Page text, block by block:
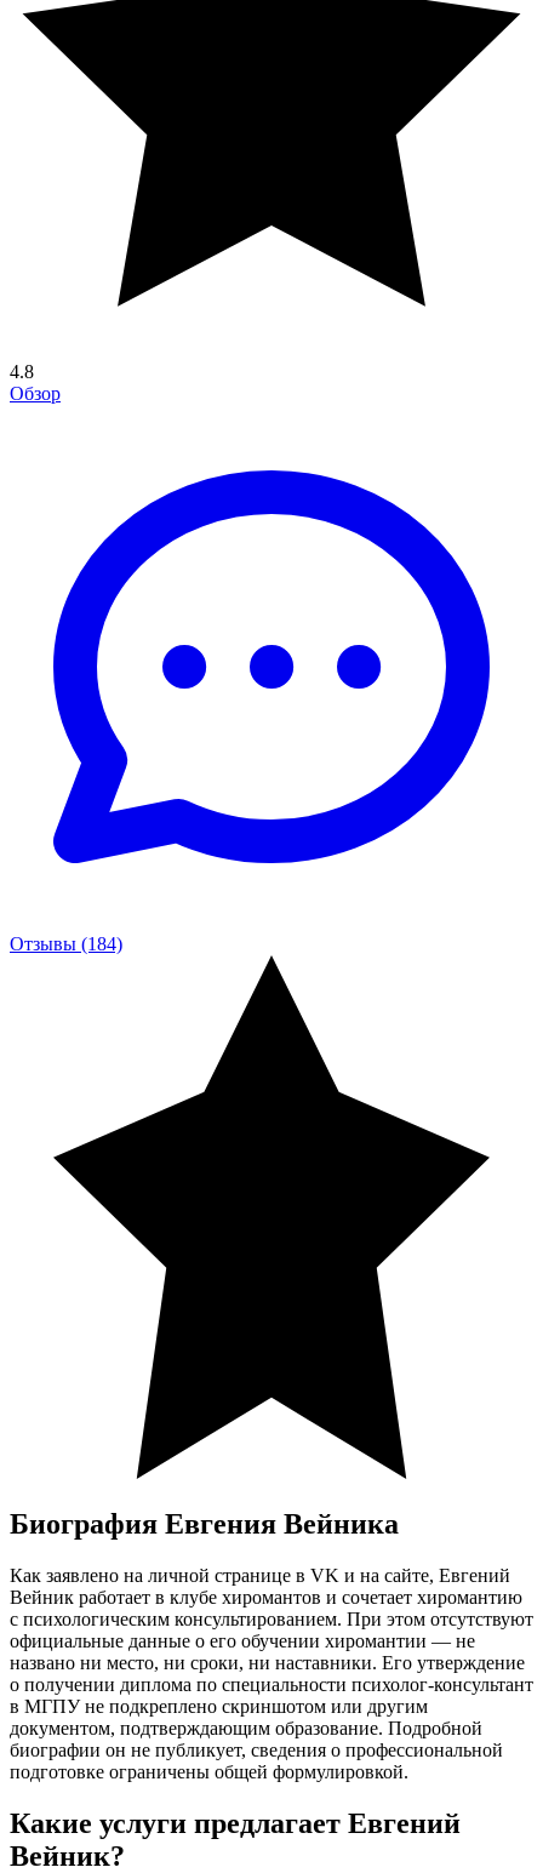
4.8
Обзор
Отзывы (184)
Биография Евгения Вейника
Как заявлено на личной странице в VK и на сайте, Евгений
Вейник работает в клубе хиромантов и сочетает хиромантию
с психологическим консультированием. При этом отсутствуют
официальные данные о его обучении хиромантии — не
названо ни место, ни сроки, ни наставники. Его утверждение
о получении диплома по специальности психолог-консультант
в МГПУ не подкреплено скриншотом или другим
документом, подтверждающим образование. Подробной
биографии он не публикует, сведения о профессиональной
подготовке ограничены общей формулировкой.
Какие услуги предлагает Евгений
Вейник?